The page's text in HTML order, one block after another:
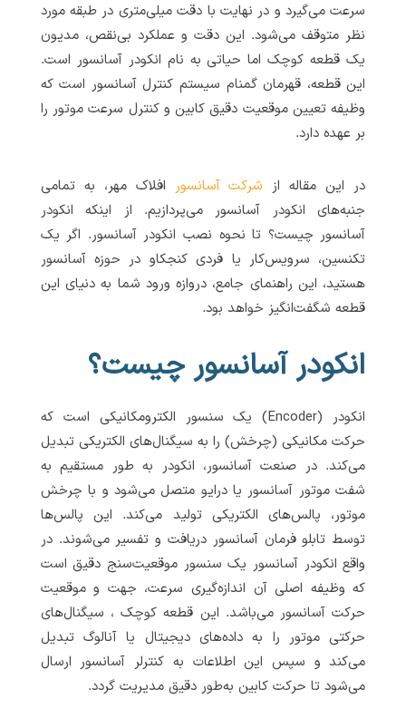
سرعت می‌گیرد و در نهایت با دقت میلی‌متری در طبقه مورد
نظر متوقف می‌شود. این دقت و عملکرد بی‌نقص، مدیون
یک قطعه کوچک اما حیاتی به نام انکودر آسانسور است.
این قطعه، قهرمان گمنام سیستم کنترل آسانسور است که
وظیفه تعیین موقعیت دقیق کابین و کنترل سرعت موتور را
بر عهده دارد.
در این مقاله از شرکت آسانسور افلاک مهر، به تمامی
جنبه‌های انکودر آسانسور می‌پردازیم. از اینکه انکودر
آسانسور چیست؟ تا نحوه نصب انکودر آسانسور. اگر یک
تکنسین، سرویس‌کار یا فردی کنجکاو در حوزه آسانسور
هستید، این راهنمای جامع، دروازه ورود شما به دنیای این
قطعه شگفت‌انگیز خواهد بود.
انکودر آسانسور چیست؟
انکودر (Encoder) یک سنسور الکترومکانیکی است که
حرکت مکانیکی (چرخش) را به سیگنال‌های الکتریکی تبدیل
می‌کند. در صنعت آسانسور، انکودر به طور مستقیم به
شفت موتور آسانسور یا درایو متصل می‌شود و با چرخش
موتور، پالس‌های الکتریکی تولید می‌کند. این پالس‌ها
توسط تابلو فرمان آسانسور دریافت و تفسیر می‌شوند. در
واقع انکودر آسانسور یک سنسور موقعیت‌سنج دقیق است
که وظیفه اصلی آن اندازه‌گیری سرعت، جهت و موقعیت
حرکت آسانسور می‌باشد. این قطعه کوچک ، سیگنال‌های
حرکتی موتور را به داده‌های دیجیتال یا آنالوگ تبدیل
می‌کند و سپس این اطلاعات به کنترلر آسانسور ارسال
می‌شود تا حرکت کابین به‌طور دقیق مدیریت گردد.